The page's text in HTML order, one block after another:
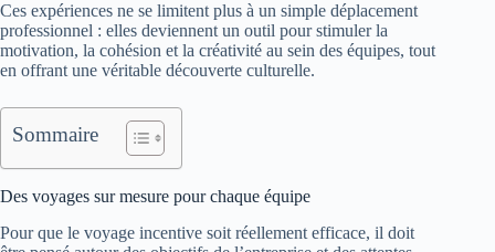
Ces expériences ne se limitent plus à un simple déplacement
professionnel : elles deviennent un outil pour stimuler la
motivation, la cohésion et la créativité au sein des équipes, tout
en offrant une véritable découverte culturelle.
Sommaire
Des voyages sur mesure pour chaque équipe
Pour que le voyage incentive soit réellement efficace, il doit